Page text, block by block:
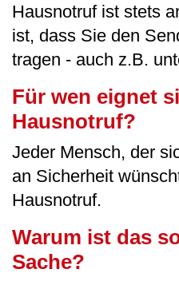
Hausnotruf ist stets
ist, dass Sie den
tragen - auch z.B.
Für wen eignet
Hausnotruf?
Jeder Mensch, der
an Sicherheit
Hausnotruf.
Warum ist das
Sache?